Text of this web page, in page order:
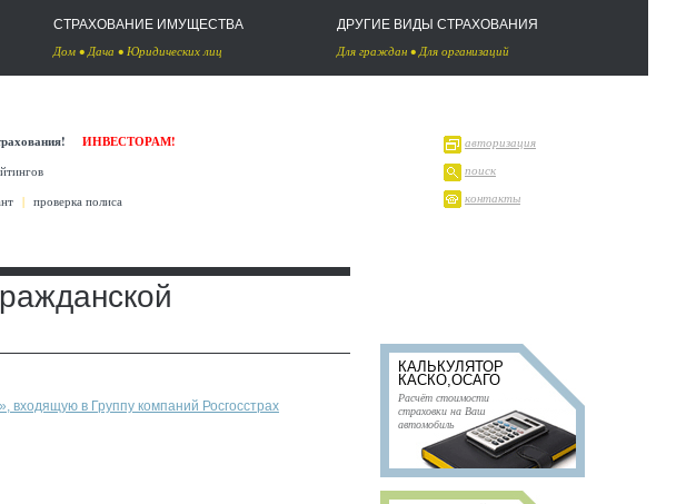
СТРАХОВАНИЕ ИМУЩЕСТВА
Дом •Дача • Юридических лиц
ДРУГИЕ ВИДЫ СТРАХОВАНИЯ
Для граждан •Для организаций
ИНВЕСТОРАМ!
| проверка полиса
авторизация
поиск
контакты
в Группу компаний Росгосстрах
КАЛЬКУЛЯТОР
КАСКО,ОСАГО
Расчёт стоимости
страховки на Ваш
автомобиль